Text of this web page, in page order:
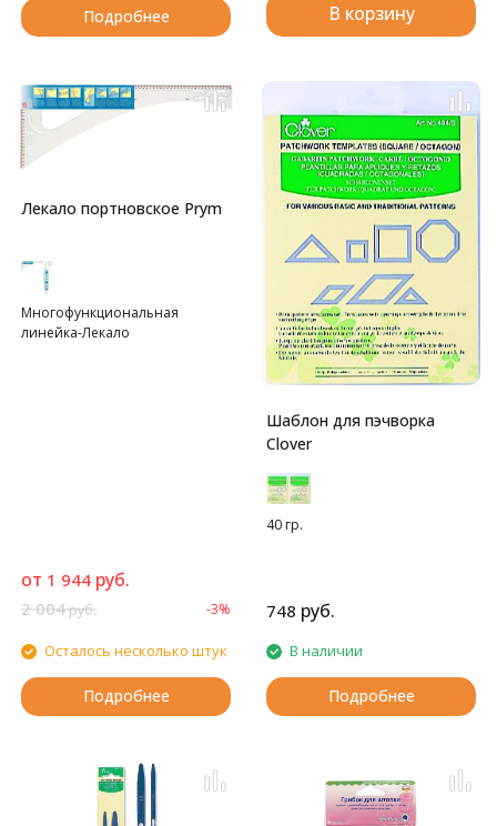
Подробнее В корзину
Лекало портновское Prym
Многофункциональная
линейка-Лекало
от 1 944 руб.
2 004руб. -3%
Осталось несколько штук
Подробнее
Шаблон для пэчворка
Clover
40 гр.
748 руб.
В наличии
Подробнее